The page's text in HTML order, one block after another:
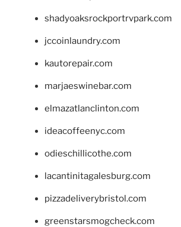
shadyoaksrockportrvpark.com
jccoinlaundry.com
kautorepair.com
marjaeswinebar.com
elmazatlanclinton.com
ideacoffeenyc.com
odieschillicothe.com
lacantinitagalesburg.com
pizzadeliverybristol.com
greenstarsmogcheck.com